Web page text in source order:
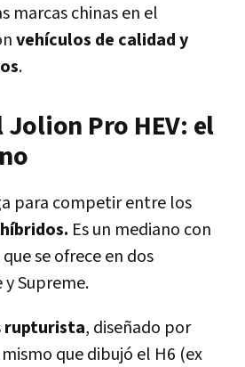
marcas chinas en el
vehículos de calidad y
.
Jolion Pro HEV: el
para competir entre los
Es un mediano con
se ofrece en dos
y Supreme.
rupturista, diseñado por
que dibujó el H6 (ex